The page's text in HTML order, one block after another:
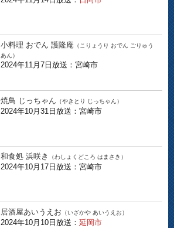
小料理 おでん 護隆庵 （こりょうり おでん ごりゅう
あん）
2024年11月7日放送：宮崎市
焼鳥 じっちゃん （やきとり じっちゃん）
2024年10月31日放送：宮崎市
和食処 浜咲き （わしょくどころ はまさき）
2024年10月17日放送：宮崎市
居酒屋あいうえお （いざかや あいうえお）
2024年10月10日放送： 延岡市